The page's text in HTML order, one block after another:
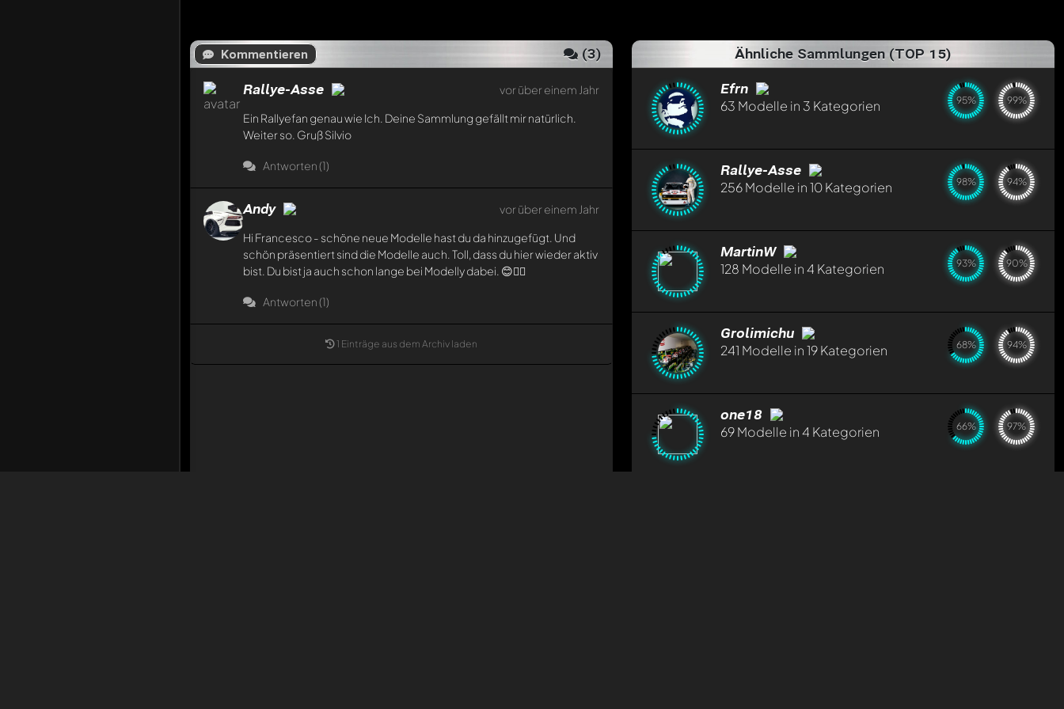
Ähnliche Sammlungen (TOP 15)
Efrn
63 Modelle in 3 Kategorien
95% 99%
Rallye-Asse
256 Modelle in 10 Kategorien
98% 94%
MartinW
128 Modelle in 4 Kategorien
93% 90%
Grolimichu
241 Modelle in 19 Kategorien
68% 94%
one18
69 Modelle in 4 Kategorien
66% 97%
Kommentieren (3)
Rallye-Asse
Ein Rallyefan genau wie Ich. Deine Sammlung gefällt mir natürlich.
Weiter so. Gruß Silvio
Antworten (1)
vor über einem Jahr
Andy
Hi Francesco - schöne neue Modelle hast du da hinzugefügt. Und
schön präsentiert sind die Modelle auch. Toll, dass du hier wieder aktiv
bist. Du bist ja auch schon lange bei Modelly dabei. 😊👍🏼
Antworten (1)
vor über einem Jahr
1 Einträge aus dem Archiv laden